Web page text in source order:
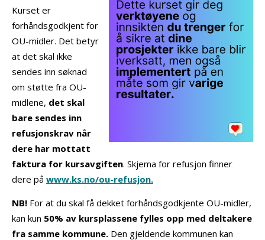
Kurset er
forhåndsgodkjent for
OU-midler. Det betyr
at det skal ikke
sendes inn søknad
om støtte fra OU-
midlene, det skal
bare sendes inn
refusjonskrav når
dere har mottatt
faktura for kursavgiften. Skjema for refusjon finner
dere på www.ks.no/ou-refusjon.
NB! For at du skal få dekket forhåndsgodkjente OU-midler,
kan kun 50% av kursplassene fylles opp med deltakere
fra samme kommune. Den gjeldende kommunen kan